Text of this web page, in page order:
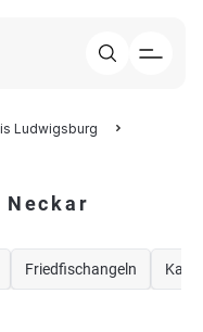
Ludwigsburg
Neckar
Friedfischangeln